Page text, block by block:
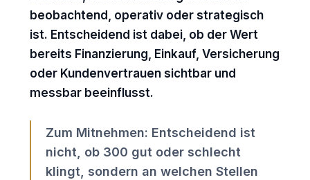
beobachtend, operativ oder strategisch
ist. Entscheidend ist dabei, ob der Wert
bereits Finanzierung, Einkauf, Versicherung
oder Kundenvertrauen sichtbar und
messbar beeinflusst.
Zum Mitnehmen: Entscheidend ist
nicht, ob 300 gut oder schlecht
klingt, sondern an welchen Stellen